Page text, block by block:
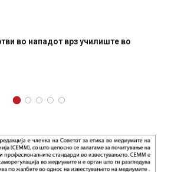
СОЗИС: Украинците повеќе им веруваат